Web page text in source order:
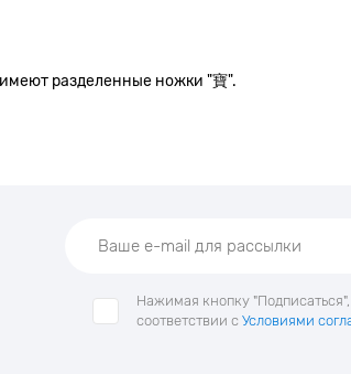
разделенные ножки "寶".
Нажимая кнопку
соответствии с Условиями